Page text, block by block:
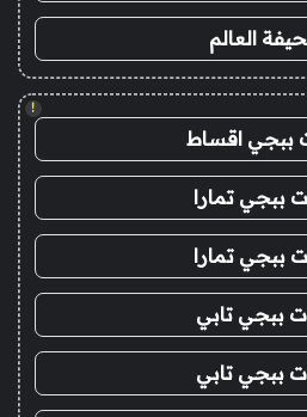
العالم
!
ببجي اقساط
ببجي تمارا
ببجي تمارا
ببجي تابي
ببجي تابي